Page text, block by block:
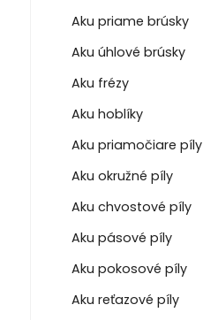
Aku priame brúsky
Aku úhlové brúsky
Aku frézy
Aku hoblíky
Aku priamočiare píly
Aku okružné píly
Aku chvostové píly
Aku pásové píly
Aku pokosové píly
Aku reťazové píly